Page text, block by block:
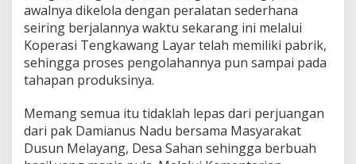
awalnya dikelola dengan peralatan sederhana
seiring berjalannya waktu sekarang ini melalui
Koperasi Tengkawang Layar telah memiliki pabrik,
sehingga proses pengolahannya pun sampai pada
tahapan produksinya.
Memang semua itu tidaklah lepas dari perjuangan
dari pak Damianus Nadu bersama Masyarakat
Dusun Melayang, Desa Sahan sehingga berbuah